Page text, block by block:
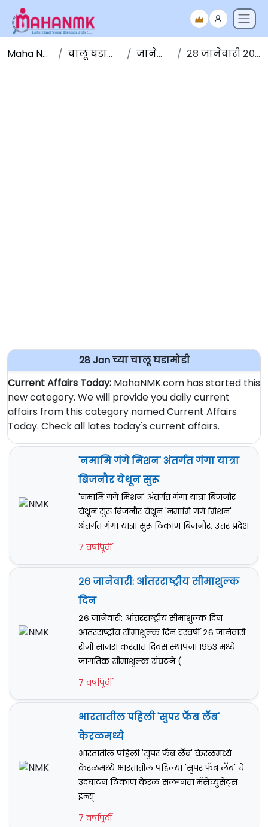
Maha NMK चालू घडामोडी जानेवारी २८ जानेवारी २०२०
28 Jan च्या चालू घडामोडी
Current Affairs Today: MahaNMK.com has started this
new category. We will provide you daily current
affairs from this category named Current Affairs
Today. Check all lates today's current affairs.
'नमामि गंगे मिशन' अंतर्गत गंगा यात्रा
बिजनौर येथून सुरू
'नमामि गंगे मिशन' अंतर्गत गंगा यात्रा बिजनौर
येथून सुरू बिजनौर येथून 'नमामि गंगे मिशन'
अंतर्गत गंगा यात्रा सुरू ठिकाण बिजनौर, उत्तर प्रदेश
7 वर्षापूर्वी
२६ जानेवारी: आंतरराष्ट्रीय सीमाशुल्क
दिन
२६ जानेवारी: आंतरराष्ट्रीय सीमाशुल्क दिन
आंतरराष्ट्रीय सीमाशुल्क दिन दरवर्षी २६ जानेवारी
रोजी साजरा करतात दिवस स्थापना १९५३ मध्ये
जागतिक सीमाशुल्क संघटने (
7 वर्षापूर्वी
भारतातील पहिली 'सुपर फॅब लॅब'
केरळमध्ये
भारतातील पहिली 'सुपर फॅब लॅब' केरळमध्ये
केरळमध्ये भारतातील पहिल्या 'सुपर फॅब लॅब' चे
उदघाटन ठिकाण केरळ संलग्नता मॅसेच्युसेट्स
इन्स्
7 वर्षापूर्वी